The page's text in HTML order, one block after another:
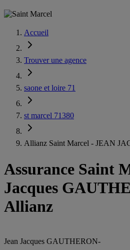
Accueil
Trouver une agence
saone et loire 71
st marcel 71380
Allianz Saint Marcel - JEAN
Assurance Saint
Jacques
Allianz
Jean Jacques GAUTHERON-